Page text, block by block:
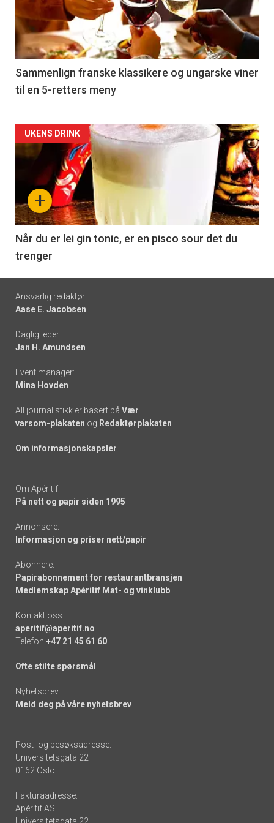
nå
-
5
Sammenlign franske klassikere og ungarske viner
til en 5-retters meny
Forsiden
akkurat
nå
-
6
+
UKENS DRINK
Når du er lei gin tonic, er en pisco sour det du
trenger
Footer
-
links
Ansvarlig redaktør:
Aase E. Jacobsen
Daglig leder:
Jan H. Amundsen
Event manager:
Mina Hovden
All journalistikk er basert på Vær
varsom-plakaten og Redaktørplakaten
Om informasjonskapsler
Om Apéritif:
På nett og papir siden 1995
Annonsere:
Informasjon og priser nett/papir
Abonnere:
Papirabonnement for restaurantbransjen
Medlemskap Apéritif Mat- og vinklubb
Kontakt oss:
aperitif@aperitif.no
Telefon +47 21 45 61 60
Ofte stilte spørsmål
Nyhetsbrev:
Meld deg på våre nyhetsbrev
Post- og besøksadresse:
Universitetsgata 22
0162 Oslo
Fakturaadresse:
Apéritif AS